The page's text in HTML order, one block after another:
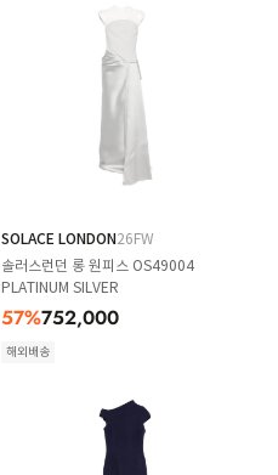
SOLACE LONDON26FW
솔러스런던 롱 원피스 OS49004
PLATINUM SILVER
57%752,000
해외배송